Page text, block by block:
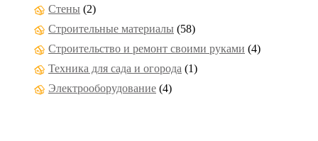
Стены (2)
Строительные материалы (58)
Строительство и ремонт своими руками (4)
Техника для сада и огорода (1)
Электрооборудование (4)